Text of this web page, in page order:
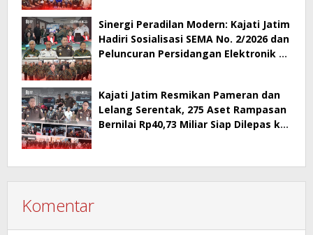
Sinergi Peradilan Modern: Kajati Jatim
Hadiri Sosialisasi SEMA No. 2/2026 dan
Peluncuran Persidangan Elektronik di
Kajati Jatim Resmikan Pameran dan
Lelang Serentak, 275 Aset Rampasan
Bernilai Rp40,73 Miliar Siap Dilepas ke
Komentar